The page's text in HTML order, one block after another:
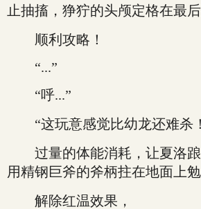
止抽搐，狰狞的头颅定格在最后
顺利攻略！
“...”
“呼...”
“这玩意感觉比幼龙还难杀
过量的体能消耗，让夏洛踉
用精钢巨斧的斧柄拄在地面上勉
解除红温效果，